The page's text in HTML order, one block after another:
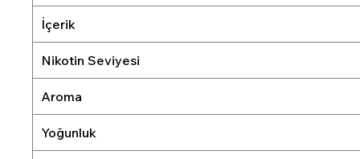
İçerik
Nikotin Seviyesi
Aroma
Yoğunluk